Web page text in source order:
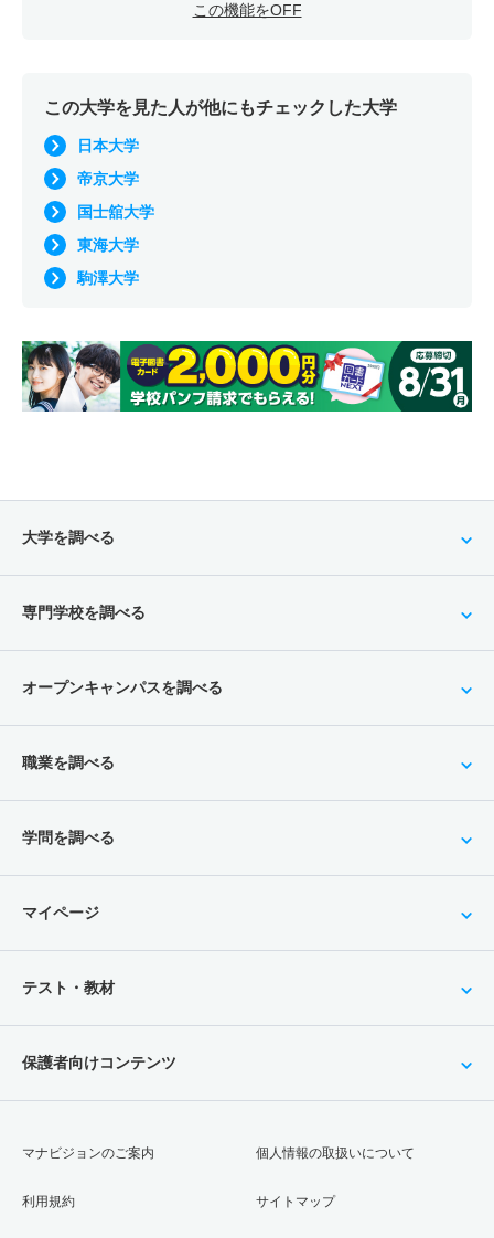
この機能をOFF
この大学を見た人が他にもチェックした大学
日本大学
帝京大学
国士舘大学
東海大学
駒澤大学
大学を調べる
専門学校を調べる
オープンキャンパスを調べる
職業を調べる
学問を調べる
マイページ
テスト・教材
保護者向けコンテンツ
マナビジョンのご案内
利用規約
個人情報の取扱いについて
サイトマップ